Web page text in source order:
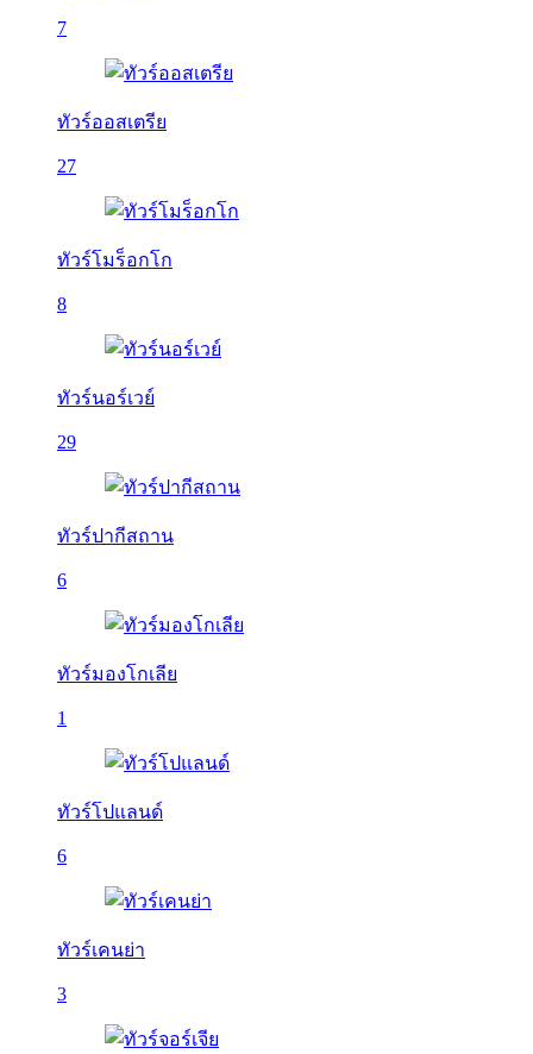
7
ทัวร์ออสเตรีย
27
ทัวร์โมร็อกโก
8
ทัวร์นอร์เวย์
29
ทัวร์ปากีสถาน
6
ทัวร์มองโกเลีย
1
ทัวร์โปแลนด์
6
ทัวร์เคนย่า
3